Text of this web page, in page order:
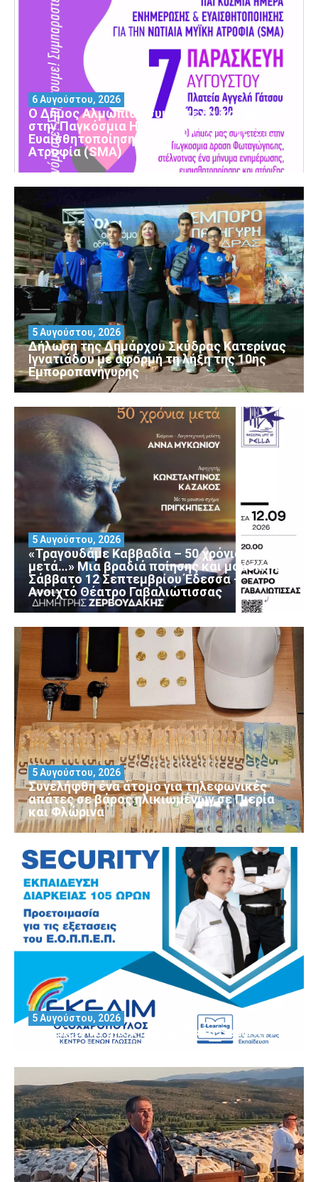
Ο Δήμος Αλμωπίας συμμετέχει και φέτος
στην Παγκόσμια Ημέρα Ενημέρωσης και
Ευαισθητοποίησης για τη Νωτιαία Μυϊκή
Ατροφία (SMA)
6 Αυγούστου, 2026
Δήλωση της Δημάρχου Σκύδρας Κατερίνας
Ιγνατιάδου με αφορμή τη λήξη της 10ης
Εμποροπανήγυρης
5 Αυγούστου, 2026
«Τραγουδάμε Καββαδία – 50 χρόνια
μετά…» Μια βραδιά ποίησης και μουσικής
Σάββατο 12 Σεπτεμβρίου Έδεσσα –
Ανοιχτό Θέατρο Γαβαλιώτισσας
5 Αυγούστου, 2026
Συνελήφθη ένα άτομο για τηλεφωνικές
απάτες σε βάρος ηλικιωμένων σε Πιερία
και Φλώρινα
5 Αυγούστου, 2026
Θέλεις να αποκτήσεις άδεια Security?
5 Αυγούστου, 2026